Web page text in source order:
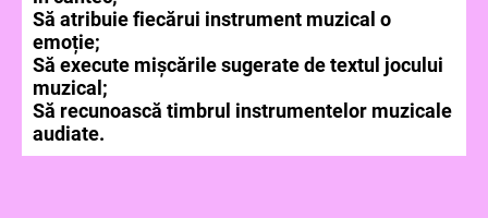
Să atribuie fiecărui instrument muzical o
emoție;
Să execute mișcările sugerate de textul jocului
muzical;
Să recunoască timbrul instrumentelor muzicale
audiate.